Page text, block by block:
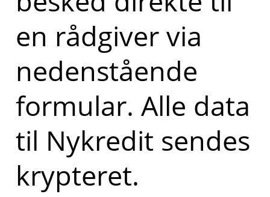
en rådgiver via
nedenstående
formular. Alle data
til Nykredit sendes
krypteret.